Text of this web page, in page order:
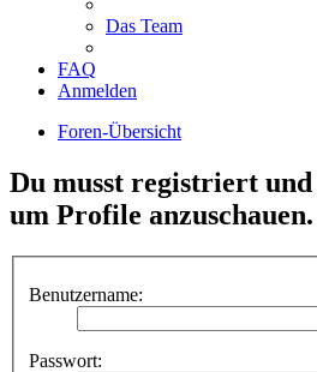
Das Team
FAQ
Anmelden
Foren-Übersicht
Du musst registriert und
um Profile anzuschauen.
Benutzername:
Passwort: